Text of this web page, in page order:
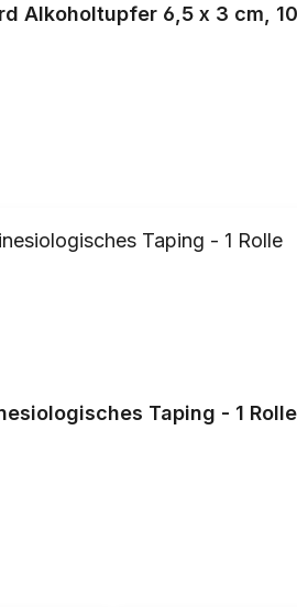
Alkoholtupfer 6,5 x 3 cm,
Taping - 1 Rolle